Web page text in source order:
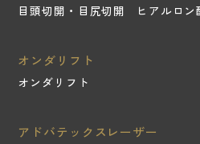
目頭切開・目尻切開
ヒアルロ
オンダリフト
オンダリフト
アドバテックスレーザー